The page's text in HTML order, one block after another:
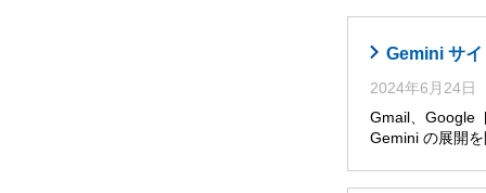
Gemini サ
2024年6月24日
Gmail、Google
Gemini の展開